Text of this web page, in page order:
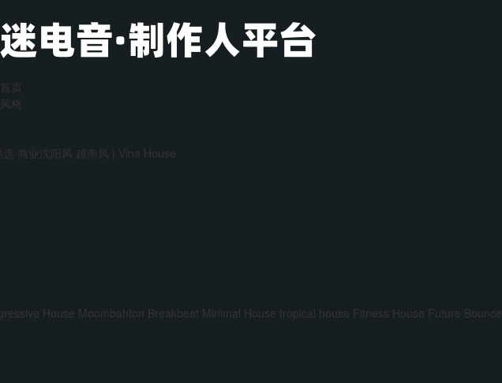
首页
风格
商业沈阳风 越南风 | Vina House
House Moombahton Breakbeat Minimal House tropical house Fitness House Future Bounce